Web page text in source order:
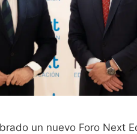
un nuevo Foro Next